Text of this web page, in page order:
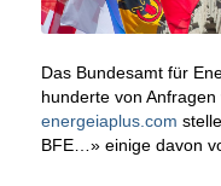
Das Bundesamt für
hunderte von
energeiaplus.com
BFE…» einige davon